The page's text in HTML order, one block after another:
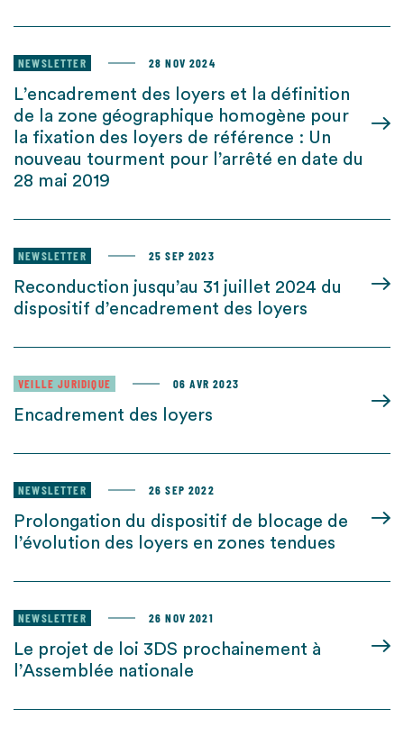
NEWSLETTER 28 NOV 2024
L’encadrement des loyers et la définition
de la zone géographique homogène pour
la fixation des loyers de référence : Un
nouveau tourment pour l’arrêté en date du
28 mai 2019
NEWSLETTER 25 SEP 2023
Reconduction jusqu’au 31 juillet 2024 du
dispositif d’encadrement des loyers
VEILLE JURIDIQUE 06 AVR 2023
Encadrement des loyers
NEWSLETTER 26 SEP 2022
Prolongation du dispositif de blocage de
l’évolution des loyers en zones tendues
NEWSLETTER 26 NOV 2021
Le projet de loi 3DS prochainement à
l’Assemblée nationale